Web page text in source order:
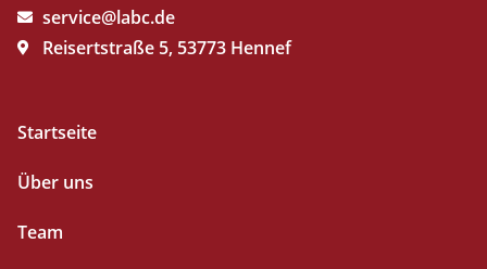
service@labc.de
Reisertstraße 5, 53773 Hennef
Startseite
Über uns
Team